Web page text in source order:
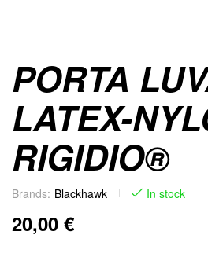
PORTA
LATEX-
RIGIDIO®
Brands: Blackhawk In stock
20,00 €